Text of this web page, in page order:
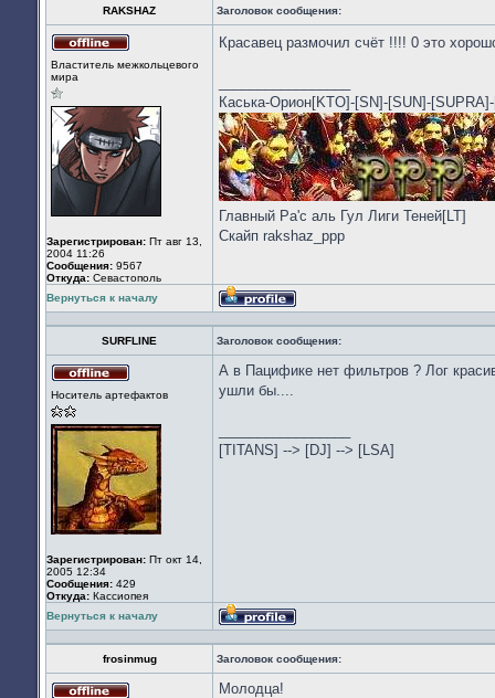
RAKSHAZ Заголовок сообщения:
в
Властитель межкольцевого
мира
Зарегистрирован: Пт авг 13,
2004 11:26
Сообщения: 9567
Откуда: Севастополь
Красавец размочил счёт !!!! 0 это
Каська-Орион[KTO]-[SN]-[SUN]-
Главный Ра'с аль Гул Лиги Теней[LT]
Скайп rakshaz_ppp
Вернуться к началу
Профиль
SURFLINE Заголовок сообщения:
в
Носитель артефактов
Зарегистрирован: Пт окт 14,
2005 12:34
Сообщения: 429
Откуда: Кассиопея
А в Пацифике нет фильтров ? Лог
ушли бы....
[TITANS] --> [DJ] --> [LSA]
Вернуться к началу
Профиль
frosinmug Заголовок сообщения:
Молодца!